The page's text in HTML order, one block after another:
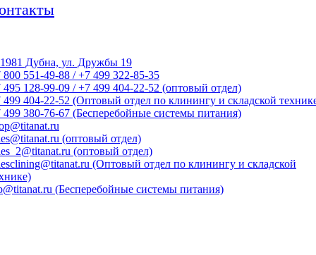
Дубна, ул. Дружбы 19
800 551-49-88 / +7 499 322-85-35
495 128-99-09 / +7 499 404-22-52 (оптовый отдел)
499 404-22-52 (Оптовый отдел по клинингу и складской
499 380-76-67 (Бесперебойные системы питания)
(оптовый отдел)
(оптовый отдел)
(Оптовый отдел по клинингу и складской
(Бесперебойные системы питания)